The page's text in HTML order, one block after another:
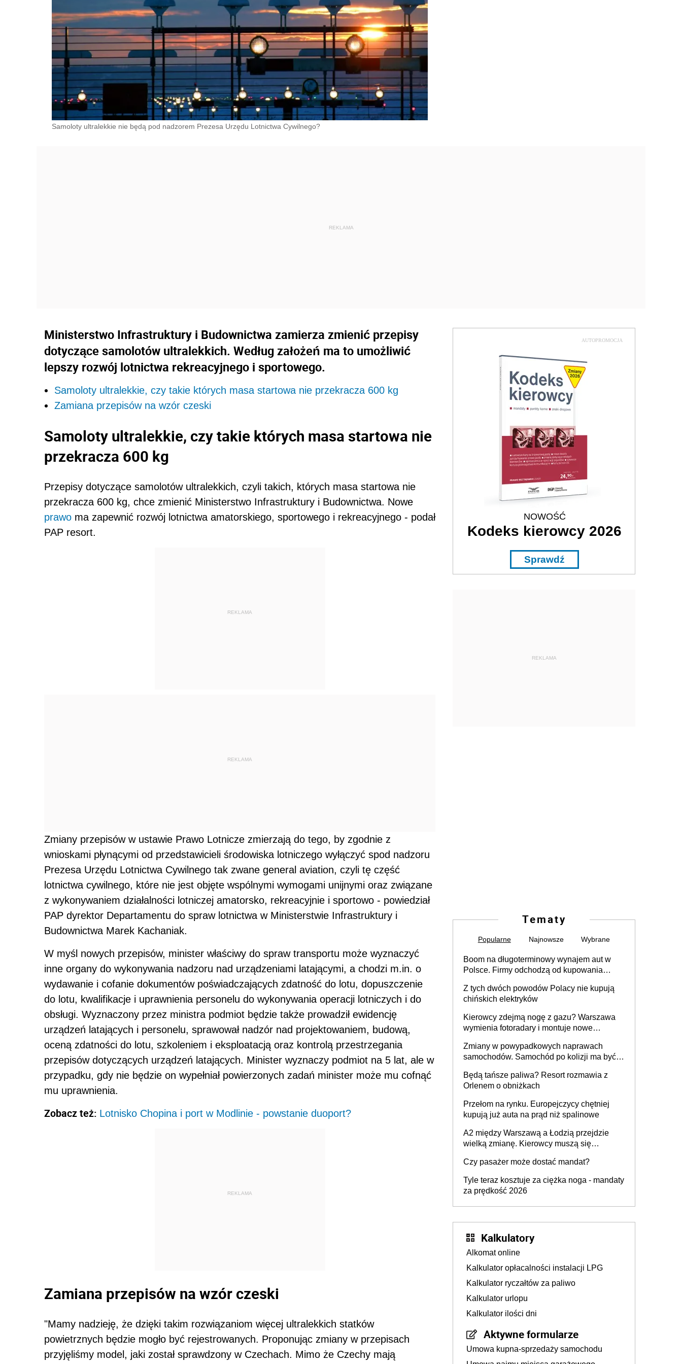
Samoloty ultralekkie nie będą pod nadzorem Prezesa Urzędu Lotnictwa Cywilnego?
Ministerstwo Infrastruktury i Budownictwa zamierza zmienić przepisy
dotyczące samolotów ultralekkich. Według założeń ma to umożliwić
lepszy rozwój lotnictwa rekreacyjnego i sportowego.
Samoloty ultralekkie, czy takie których masa startowa nie przekracza 600 kg
Zamiana przepisów na wzór czeski
Samoloty ultralekkie, czy takie których masa startowa nie
przekracza 600 kg
Przepisy dotyczące samolotów ultralekkich, czyli takich, których masa startowa nie
przekracza 600 kg, chce zmienić Ministerstwo Infrastruktury i Budownictwa. Nowe
prawo ma zapewnić rozwój lotnictwa amatorskiego, sportowego i rekreacyjnego - podał
PAP resort.
REKLAMA
REKLAMA
Zmiany przepisów w ustawie Prawo Lotnicze zmierzają do tego, by zgodnie z
wnioskami płynącymi od przedstawicieli środowiska lotniczego wyłączyć spod nadzoru
Prezesa Urzędu Lotnictwa Cywilnego tak zwane general aviation, czyli tę część
lotnictwa cywilnego, które nie jest objęte wspólnymi wymogami unijnymi oraz związane
z wykonywaniem działalności lotniczej amatorsko, rekreacyjnie i sportowo - powiedział
PAP dyrektor Departamentu do spraw lotnictwa w Ministerstwie Infrastruktury i
Budownictwa Marek Kachaniak.
W myśl nowych przepisów, minister właściwy do spraw transportu może wyznaczyć
inne organy do wykonywania nadzoru nad urządzeniami latającymi, a chodzi m.in. o
wydawanie i cofanie dokumentów poświadczających zdatność do lotu, dopuszczenie
do lotu, kwalifikacje i uprawnienia personelu do wykonywania operacji lotniczych i do
obsługi. Wyznaczony przez ministra podmiot będzie także prowadził ewidencję
urządzeń latających i personelu, sprawował nadzór nad projektowaniem, budową,
oceną zdatności do lotu, szkoleniem i eksploatacją oraz kontrolą przestrzegania
przepisów dotyczących urządzeń latających. Minister wyznaczy podmiot na 5 lat, ale w
przypadku, gdy nie będzie on wypełniał powierzonych zadań minister może mu cofnąć
mu uprawnienia.
Zobacz też: Lotnisko Chopina i port w Modlinie - powstanie duoport?
REKLAMA
Zamiana przepisów na wzór czeski
"Mamy nadzieję, że dzięki takim rozwiązaniom więcej ultralekkich statków
powietrznych będzie mogło być rejestrowanych. Proponując zmiany w przepisach
przyjęliśmy model, jaki został sprawdzony w Czechach. Mimo że Czechy mają
AUTOPROMOCJA
NOWOŚĆ
Kodeks kierowcy 2026
Sprawdź
REKLAMA
Tematy
Popularne Najnowsze Wybrane
Boom na długoterminowy wynajem aut w
Polsce. Firmy odchodzą od kupowania
Z tych dwóch powodów Polacy nie kupują
chińskich elektryków
Kierowcy zdejmą nogę z gazu? Warszawa
wymienia fotoradary i montuje nowe
Zmiany w powypadkowych naprawach
samochodów. Samochód po kolizji ma być
technologią producenta
Będą tańsze paliwa? Resort rozmawia z
Orlenem o obniżkach
Przełom na rynku. Europejczycy chętniej
kupują już auta na prąd niż spalinowe
A2 między Warszawą a Łodzią przejdzie
wielką zmianę. Kierowcy muszą się
Czy pasażer może dostać mandat?
Tyle teraz kosztuje za ciężka noga - mandaty
za prędkość 2026
Kalkulatory
Alkomat online
Kalkulator opłacalności instalacji LPG
Kalkulator ryczałtów za paliwo
Kalkulator urlopu
Kalkulator ilości dni
Aktywne formularze
Umowa kupna-sprzedaży samochodu